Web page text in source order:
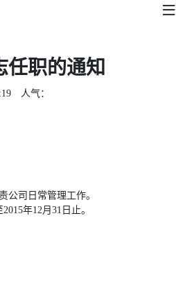
任职的通知
人气：
公司日常管理工作。
年12月31日止。